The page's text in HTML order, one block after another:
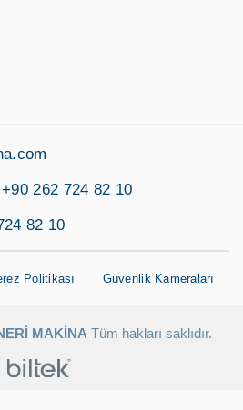
için çerezleri
262 724 82 10
82 10
Politikası Güvenlik Kameraları
MAKINA Tüm hakları saklıdır.